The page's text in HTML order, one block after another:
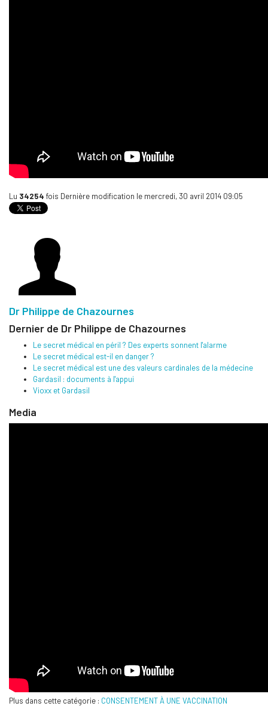
Lu 34254 fois Dernière modification le mercredi, 30 avril 2014 09:05
Dr Philippe de Chazournes
Dernier de Dr Philippe de Chazournes
Le secret médical en péril ? Des experts sonnent l'alarme
Le secret médical est-il en danger ?
Le secret médical est une des valeurs cardinales de la médecine
Gardasil : documents à l'appui
Vioxx et Gardasil
Media
Plus dans cette catégorie : CONSENTEMENT À UNE VACCINATION